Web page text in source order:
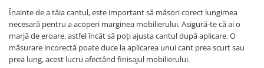
Înainte de a tăia cantul, este important să măsori corect lungimea
necesară pentru a acoperi marginea mobilierului. Asigură-te că ai o
marjă de eroare, astfel încât să poți ajusta cantul după aplicare. O
măsurare incorectă poate duce la aplicarea unui cant prea scurt sau
prea lung, acest lucru afectând finisajul mobilierului.